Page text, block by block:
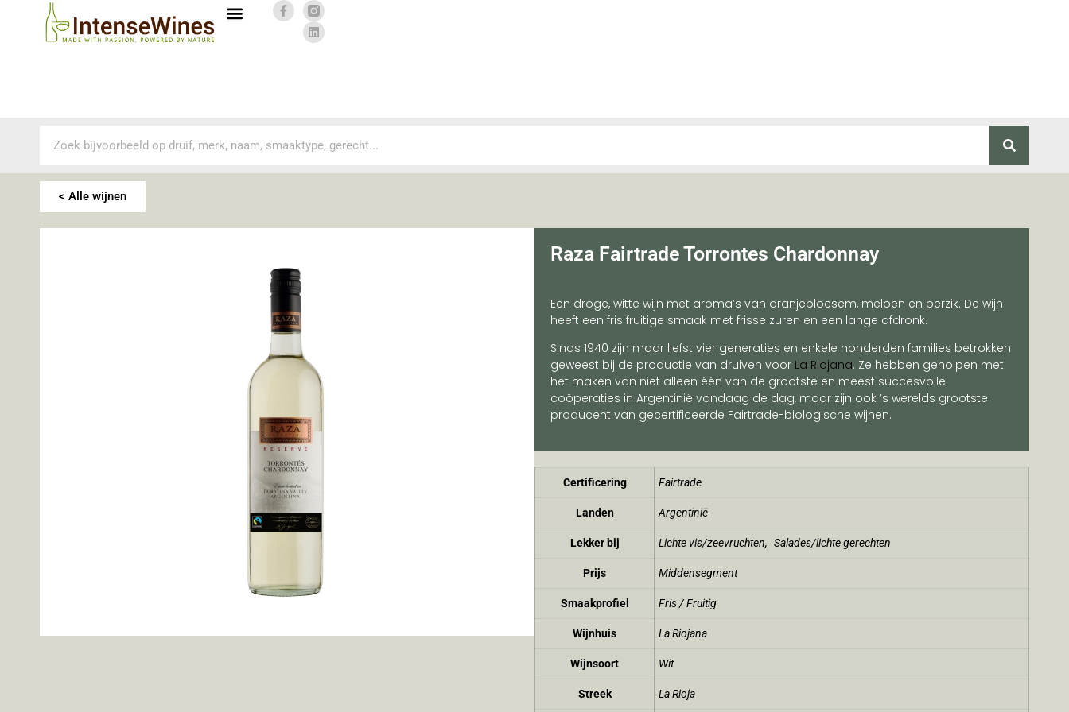
< Alle wijnen
Raza Fairtrade Torrontes Chardonnay
Een droge, witte wijn met aroma’s van oranjebloesem, meloen en perzik. De wijn
heeft een fris fruitige smaak met frisse zuren en een lange afdronk.
Sinds 1940 zijn maar liefst vier generaties en enkele honderden families betrokken
geweest bij de productie van druiven voor La Riojana. Ze hebben geholpen met
het maken van niet alleen één van de grootste en meest succesvolle
coöperaties in Argentinië vandaag de dag, maar zijn ook ’s werelds grootste
producent van gecertificeerde Fairtrade-biologische wijnen.
Certificering Fairtrade
Landen Argentinië
Lekker bij Lichte vis/zeevruchten, Salades/lichte gerechten
Prijs Middensegment
Smaakprofiel Fris / Fruitig
Wijnhuis La Riojana
Wijnsoort Wit
Streek La Rioja